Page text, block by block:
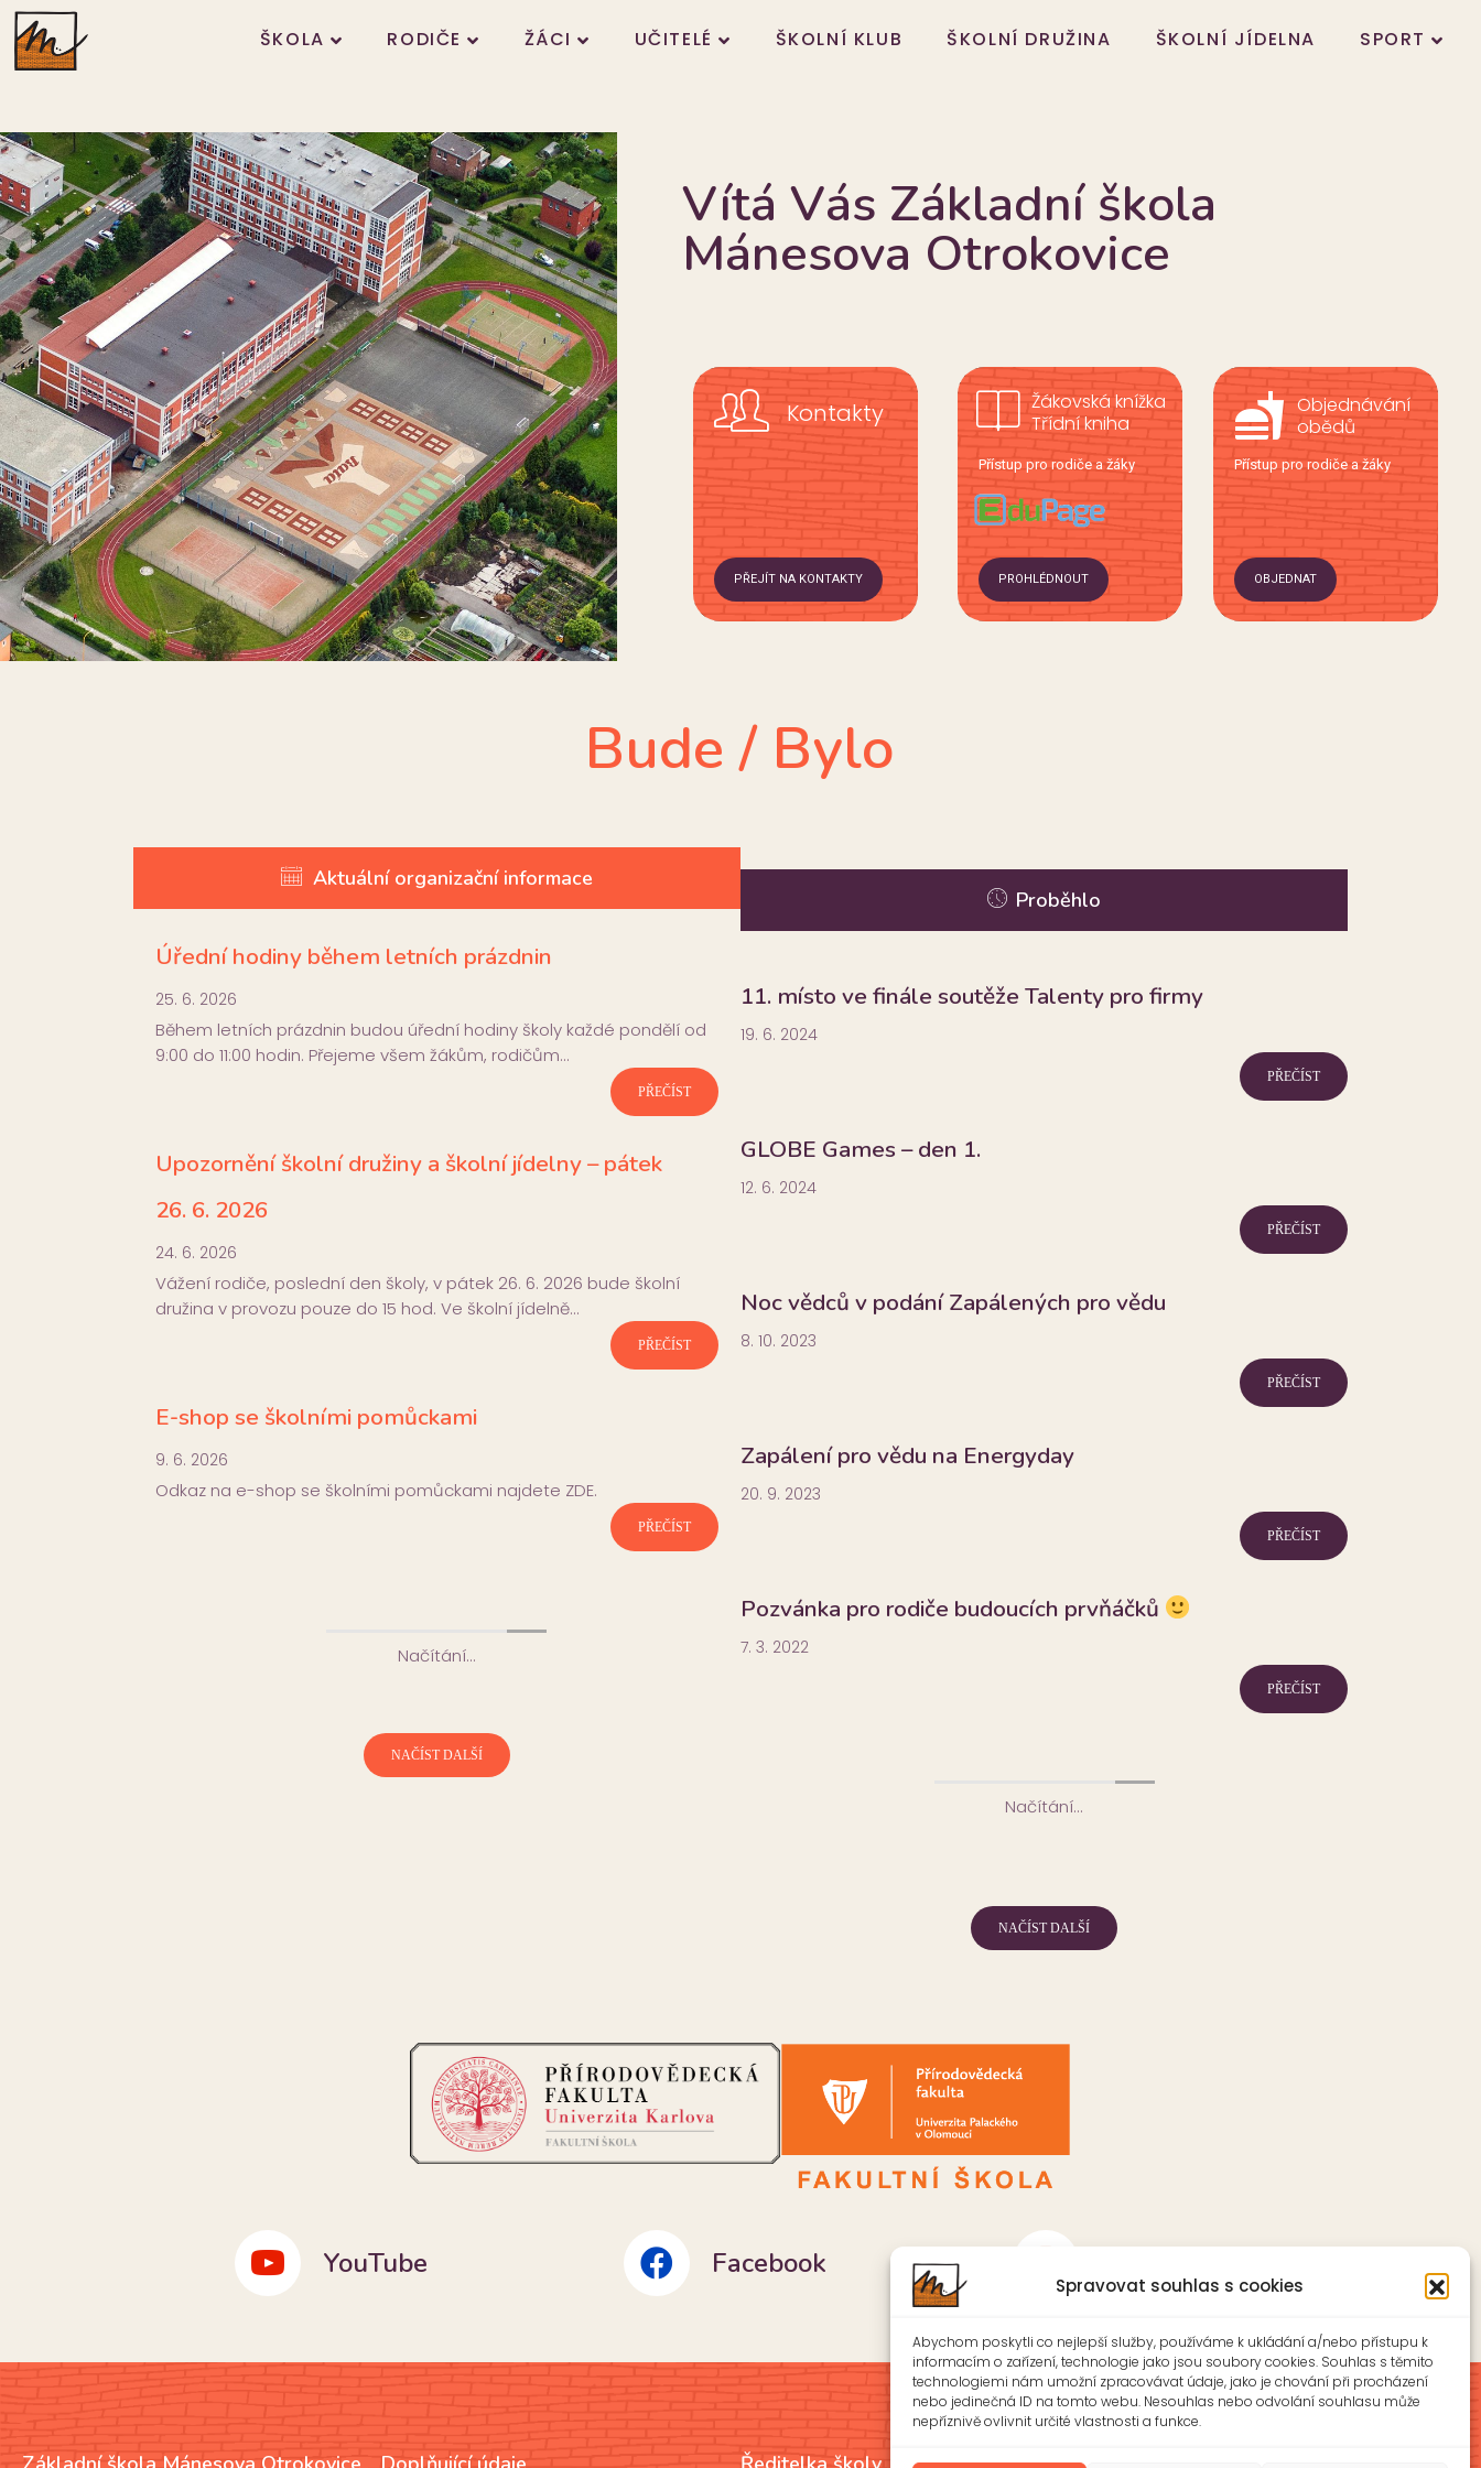
Spravovat souhlas s cookies
Abychom poskytli co nejlepší služby, používáme k ukládání a/nebo přístupu k
informacím o zařízení, technologie jako jsou soubory cookies. Souhlas s těmito
technologiemi nám umožní zpracovávat údaje, jako je chování při procházení
nebo jedinečná ID na tomto webu. Nesouhlas nebo odvolání souhlasu může
nepříznivě ovlivnit určité vlastnosti a funkce.
ŠKOLA RODIČE ŽÁCI UČITELÉ ŠKOLNÍ KLUB ŠKOLNÍ DRUŽINA ŠKOLNÍ JÍDELNA SPORT
Vítá Vás Základní škola
Mánesova Otrokovice
Kontakty
PŘEJÍT NA KONTAKTY PROHLÉDNOUT
Přístup pro rodiče a žáky
Žákovská knížka
Třídní kniha
Objednávání
obědů
Přístup pro rodiče a žáky
OBJEDNAT
fastfood
Bude / Bylo
Aktuální organizační informace
Úřední hodiny během letních prázdnin
25. 6. 2026
Během letních prázdnin budou úřední hodiny školy každé pondělí od
9:00 do 11:00 hodin. Přejeme všem žákům, rodičům…
PŘEČÍST
Upozornění školní družiny a školní jídelny – pátek
26. 6. 2026
24. 6. 2026
Vážení rodiče, poslední den školy, v pátek 26. 6. 2026 bude školní
družina v provozu pouze do 15 hod. Ve školní jídelně…
PŘEČÍST
E-shop se školními pomůckami
9. 6. 2026
Odkaz na e-shop se školními pomůckami najdete ZDE.
PŘEČÍST
SBĚR STARÉHO PAPÍRU 1. a 2. června 2026
PŘEČÍST
Proběhlo
11. místo ve finále soutěže Talenty pro firmy
19. 6. 2024
PŘEČÍST
GLOBE Games – den 1.
12. 6. 2024
PŘEČÍST
Noc vědců v podání Zapálených pro vědu
8. 10. 2023
PŘEČÍST
Zapálení pro vědu na Energyday
20. 9. 2023
PŘEČÍST
Pozvánka pro rodiče budoucích prvňáčků
7. 3. 2022
PŘEČÍST
Načítání...
NAČÍST DALŠÍ